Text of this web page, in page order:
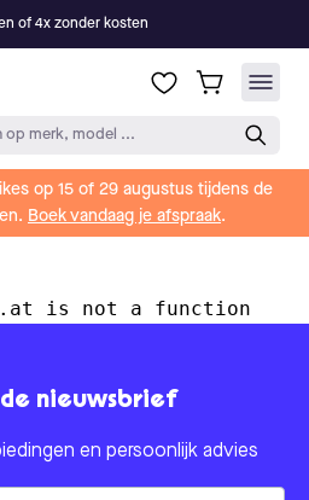
of 4x zonder kosten
op merk, model ...
op 15 of 29 augustus tijdens de
Boek vandaag je afspraak.
is not a function
nieuwsbrief
en persoonlijk advies